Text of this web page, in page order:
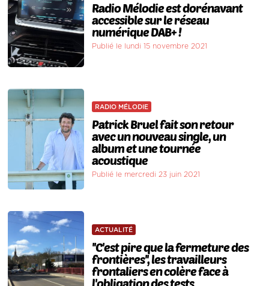
Radio Mélodie est dorénavant
accessible sur le réseau
numérique DAB+ !
Publié le lundi 15 novembre 2021
RADIO MÉLODIE
Patrick Bruel fait son retour
avec un nouveau single, un
album et une tournée
acoustique
Publié le mercredi 23 juin 2021
ACTUALITÉ
''C'est pire que la fermeture des
frontières'', les travailleurs
frontaliers en colère face à
l'obligation des tests